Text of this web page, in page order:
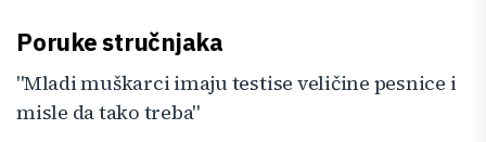
Poruke stručnjaka
"Mladi muškarci imaju testise veličine pesnice i
misle da tako treba"